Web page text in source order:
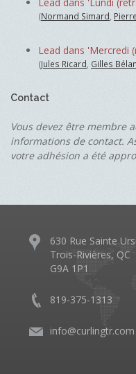
(Normand Simard
Lead dans 'Mercredi
(Jules Ricard, Gilles
Contact
Vous devez être membre
informations de contact.
votre adhésion a été
630 Rue Sainte
Trois-Rivières, QC
G9A 1P1
819-375-1313
info@curlingtr.com